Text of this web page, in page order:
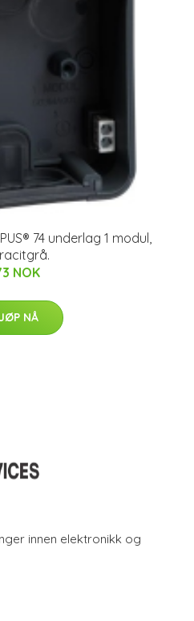
74 underlag 1 modul,
NOK
NÅ
innen elektronikk og